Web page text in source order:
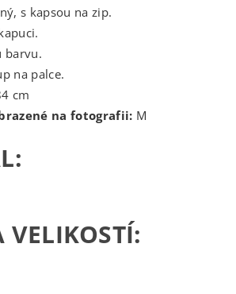
s kapsou na zip.
barvu.
na palce.
cm
na fotografii: M
VELIKOSTÍ: